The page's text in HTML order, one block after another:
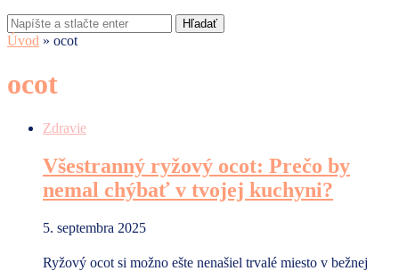
Hľadať
Úvod » ocot
ocot
Zdravie
Všestranný ryžový ocot: Prečo by
nemal chýbať v tvojej kuchyni?
5. septembra 2025
Ryžový ocot si možno ešte nenašiel trvalé miesto v bežnej